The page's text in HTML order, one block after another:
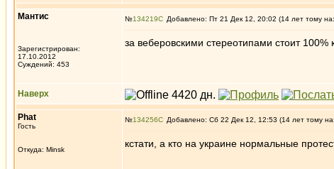
Мантис
Зарегистрирован:
17.10.2012
Суждений: 453
№134219 Добавлено: Пт 21 Дек 12, 20:02 (14 лет тому
за веберовскими стереотипами стоит 100%
Наверх
Phat
Гость
Откуда: Minsk
№134256 Добавлено: Сб 22 Дек 12, 12:53 (14 лет тому
кстати, а кто на украине нормальные